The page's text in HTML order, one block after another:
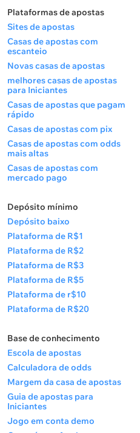
Plataformas de apostas
Sites de apostas
Casas de apostas com
escanteio
Novas casas de apostas
melhores casas de apostas
para Iniciantes
Casas de apostas que pagam
rápido
Casas de apostas com pix
Casas de apostas com odds
mais altas
Casas de apostas com
mercado pago
Depósito mínimo
Depósito baixo
Plataforma de R$1
Plataforma de R$2
Plataforma de R$3
Plataforma de R$5
Plataforma de r$10
Plataforma de R$20
Base de conhecimento
Escola de apostas
Calculadora de odds
Margem da casa de apostas
Guia de apostas para
Iniciantes
Jogo em conta demo